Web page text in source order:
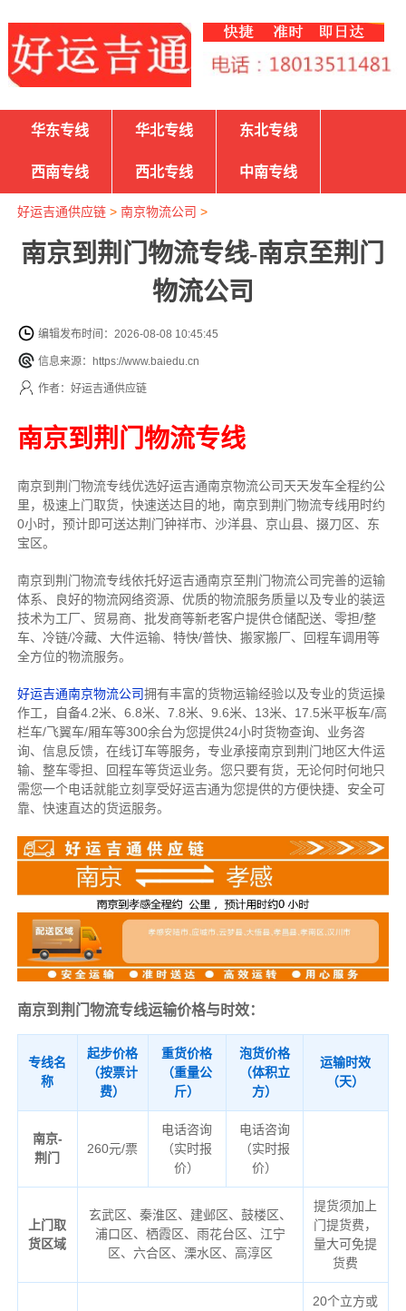
华东专线 华北专线 东北专线
西南专线 西北专线 中南专线
好运吉通供应链> 南京物流公司 >
南京到荆门物流专线-南京至荆门
物流公司
编辑发布时间：2026-08-08 10:45:45
信息来源：https://www.baiedu.cn
作者：好运吉通供应链
南京到荆门物流专线
南京到荆门物流专线优选好运吉通南京物流公司天天发车全程约公
里， 极速上门取货，快速送达目的地，南京到荆门物流专线用时约
0小时，预计即可送达荆门钟祥市、沙洋县、京山县、掇刀区、东
宝区。
南京到荆门物流专线依托好运吉通南京至荆门物流公司完善的运输
体系、良好的物流网络资源、优质的物流服务质量以及专业的装运
技术为工厂、贸易商、批发商等新老客户提供仓储配送、零担/整
车、冷链/冷藏、大件运输、特快/普快、搬家搬厂、回程车调用等
全方位的物流服务。
好运吉通南京物流公司拥有丰富的货物运输经验以及专业的货运操
作工，自备4.2米、6.8米、7.8米、9.6米、13米、17.5米平板车/高
栏车/飞翼车/厢车等300余台为您提供24小时货物查询、业务咨
询、信息反馈，在线订车等服务， 专业承接南京到荆门地区大件运
输、整车零担、回程车等货运业务。 您只要有货，无论何时何地只
需您一个电话就能立刻享受好运吉通为您提供的方便快捷、安全可
靠、快速直达的货运服务。
南京到荆门物流专线运输价格与时效：
专线名
称
起步价格
（按票计
费）
重货价格
（重量公
斤）
泡货价格
（体积立
方）
运输时效
（天）
南京-
荆门
260元/票
电话咨询
（实时报
价）
电话咨询
（实时报
价）
上门取
货区域
玄武区、秦淮区、建邺区、鼓楼区、
浦口区、栖霞区、雨花台区、江宁
区、六合区、溧水区、高淳区
提货须加上
门提货费，
量大可免提
货费
20个立方或